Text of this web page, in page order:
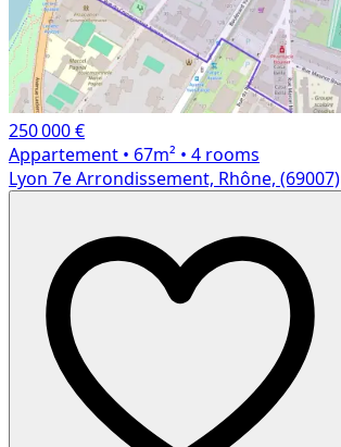
250 000 €
Appartement • 67m² • 4 rooms
Lyon 7e Arrondissement, Rhône, (69007)